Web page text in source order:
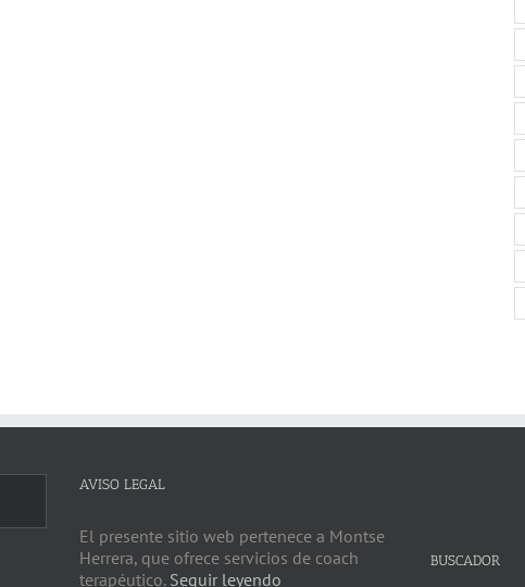
AVISO LEGAL
El presente sitio web pertenece a Montse
Herrera, que ofrece servicios de coach
terapéutico. Seguir leyendo
BUSCADOR